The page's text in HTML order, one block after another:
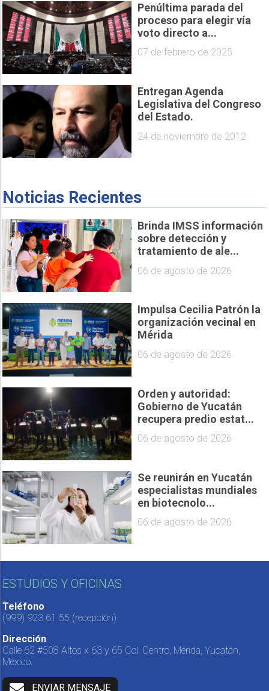
Penúltima parada del
proceso para elegir vía
voto directo a...
07 de febrero de 2025
Entregan Agenda
Legislativa del Congreso
del Estado.
24 de noviembre de 2012
Noticias Recientes
Brinda IMSS información
sobre detección y
tratamiento de ale...
06 de agosto de 2026
Impulsa Cecilia Patrón la
organización vecinal en
Mérida
06 de agosto de 2026
Orden y autoridad:
Gobierno de Yucatán
recupera predio estat...
06 de agosto de 2026
Se reunirán en Yucatán
especialistas mundiales
en biotecnolo...
06 de agosto de 2026
ESTUDIOS Y OFICINAS
Teléfono
(999) 923 61 55 (recepción)
Dirección
Calle 62 #508 Altos x 63 y 65 Col. Centro, Mérida, Yucatán,
México.
ENVIAR MENSAJE